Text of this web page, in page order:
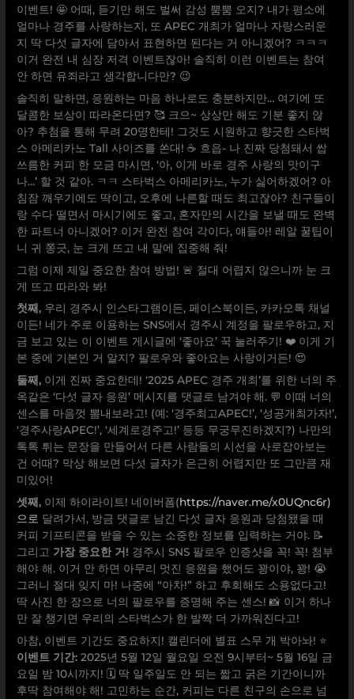
이벤트! 🤩 어때, 듣기만 해도 벌써 감성 뿜뿜 오지? 내가 평소에
얼마나 경주를 사랑하는지, 또 APEC 개최가 얼마나 자랑스러운
지 딱 다섯 글자에 담아서 표현하면 된다는 거 아니겠어? ㅋㅋㅋ
이거 완전 내 심장 저격 이벤트잖아! 솔직히 이런 이벤트는 참여
안 하면 유죄라고 생각합니다만? 😉
솔직히 말하면, 응원하는 마음 하나로도 충분하지만… 여기에 또
달콤한 보상이 따라온다면? 🥰 크으~ 상상만 해도 기분 좋지 않
아? 추첨을 통해 무려 20명한테! 그것도 시원하고 향긋한 스타벅
스 아메리카노 Tall 사이즈를 쏜대! ☕️ 흐읍- 나 진짜 당첨돼서 쌉
쓰름한 커피 한 모금 마시면, ‘아, 이게 바로 경주 사랑의 맛이구
나…’ 할 것 같아. ㅋㅋ 스타벅스 아메리카노, 누가 싫어하겠어? 아
침잠 깨우기에도 딱이고, 오후에 나른할 때도 최고잖아? 친구들이
랑 수다 떨면서 마시기에도 좋고, 혼자만의 시간을 보낼 때도 완벽
한 파트너 아니겠어? 이거 완전 참여 각이다, 얘들아! 레알 꿀팁이
니 귀 쫑긋, 눈 크게 뜨고 내 말에 집중해 줘!
그럼 이제 제일 중요한 참여 방법! 🚨 절대 어렵지 않으니까 눈 크
게 뜨고 따라와 봐!
첫째, 우리 경주시 인스타그램이든, 페이스북이든, 카카오톡 채널
이든! 네가 주로 이용하는 SNS에서 경주시 계정을 팔로우하고, 지
금 보고 있는 이 이벤트 게시글에 ‘좋아요’ 꾹 눌러주기! ❤️ 이게 기
본 중에 기본인 거 알지? 팔로우와 좋아요는 사랑이거든! 😍
둘째, 이게 진짜 중요한데! ‘2025 APEC 경주 개최’를 위한 너의 주
옥같은 ‘다섯 글자 응원’ 메시지를 댓글로 남겨야 해. 💬 이때 너의
센스를 마음껏 뽐내보라고! (예: ‘경주최고APEC!’, ‘성공개최가자!’,
‘경주사랑APEC!’, ‘세계로경주고!’ 등등 무궁무진하겠지?) 나만의
톡톡 튀는 문장을 만들어서 다른 사람들의 시선을 사로잡아보는
건 어때? 막상 해보면 다섯 글자가 은근히 어렵지만 또 그만큼 재
미있어!
셋째, 이제 하이라이트! 네이버폼(https://naver.me/x0UQnc6r)
으로 달려가서, 방금 댓글로 남긴 다섯 글자 응원과 당첨됐을 때
커피 기프티콘을 받을 수 있는 소중한 정보를 입력하는 거야. 📝
그리고 가장 중요한 거! 경주시 SNS 팔로우 인증샷을 꼭! 꼭! 첨부
해야 해. 이거 안 하면 아무리 멋진 응원을 했어도 꽝이야, 꽝! 😭
그러니 절대 잊지 마! 나중에 “아차!” 하고 후회해도 소용없다고!
딱 사진 한 장으로 너의 팔로우를 증명해 주는 센스! 📸 이거 하나
만 잘 챙기면 우리의 스타벅스가 한 발짝 더 가까워진다고!
아참, 이벤트 기간도 중요하지! 캘린더에 별표 스무 개 박아놔! ⭐
이벤트 기간: 2025년 5월 12일 월요일 오전 9시부터~ 5월 16일 금
요일 밤 10시까지! 🗓️ 딱 일주일도 안 되는 짧고 굵은 기간이니까
후딱 참여해야 해! 고민하는 순간, 커피는 다른 친구의 손으로 넘